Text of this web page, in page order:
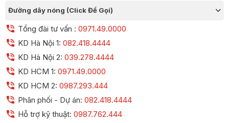
Đường dây nóng (Click Để Gọi)
Tổng đài tư vấn : 0971.49.0000
KD Hà Nội 1: 082.418.4444
KD Hà Nội 2: 039.278.4444
KD HCM 1: 0971.49.0000
KD HCM 2: 0987.293.444
Phân phối - Dự án: 082.418.4444
Hỗ trợ kỹ thuật: 0987.762.444